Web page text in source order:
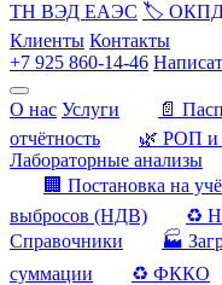
ТН ВЭД ЕАЭС 🏷️ ОКПД
Клиенты Контакты
+7 925 860-14-46
О нас Услуги 📄
отчётность
🌿 РОП и
Лабораторные анализы
🏢 Постановка на
выбросов (НДВ)
♻️
Справочники
🏭
суммации
♻️ ФККО